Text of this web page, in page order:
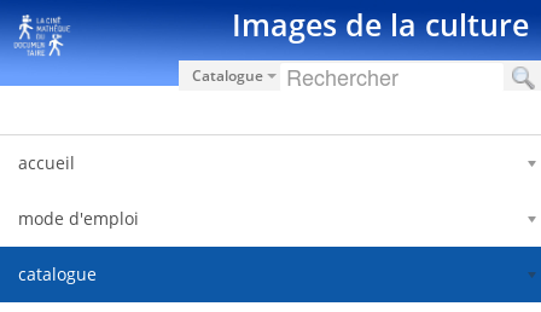
Saltar al contenido Images de la culture
Catalogue
accueil
mode d'emploi
catalogue